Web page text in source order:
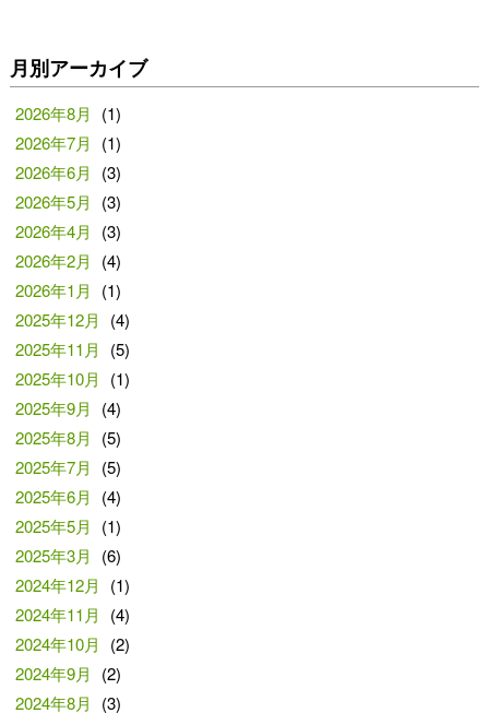
月別アーカイブ
2026年8月
(1)
2026年7月
(1)
2026年6月
(3)
2026年5月
(3)
2026年4月
(3)
2026年2月
(4)
2026年1月
(1)
2025年12月
(4)
2025年11月
(5)
2025年10月
(1)
2025年9月
(4)
2025年8月
(5)
2025年7月
(5)
2025年6月
(4)
2025年5月
(1)
2025年3月
(6)
2024年12月
(1)
2024年11月
(4)
2024年10月
(2)
2024年9月
(2)
2024年8月
(3)